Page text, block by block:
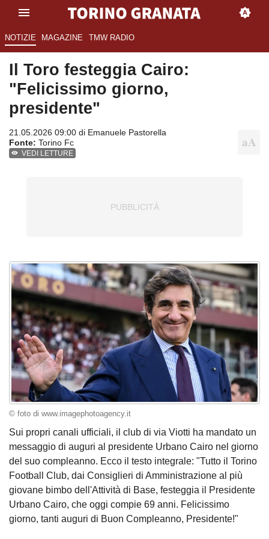
NOTIZIE MAGAZINE TMW RADIO
Il Toro festeggia Cairo:
"Felicissimo giorno,
presidente"
21.05.2026 09:00 di Emanuele Pastorella
Fonte: Torino Fc
VEDI LETTURE
© foto di www.imagephotoagency.it
Sui propri canali ufficiali, il club di via Viotti ha mandato un
messaggio di auguri al presidente Urbano Cairo nel giorno
del suo compleanno. Ecco il testo integrale: "Tutto il Torino
Football Club, dai Consiglieri di Amministrazione al più
giovane bimbo dell'Attività di Base, festeggia il Presidente
Urbano Cairo, che oggi compie 69 anni. Felicissimo
giorno, tanti auguri di Buon Compleanno, Presidente!"